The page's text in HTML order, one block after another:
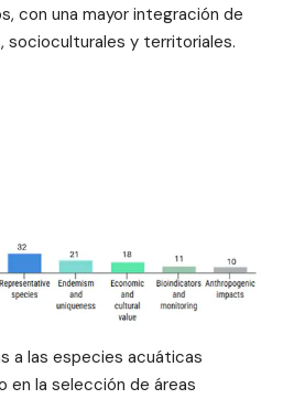
con una mayor integración de
y territoriales.
a las especies acuáticas
en la selección de áreas